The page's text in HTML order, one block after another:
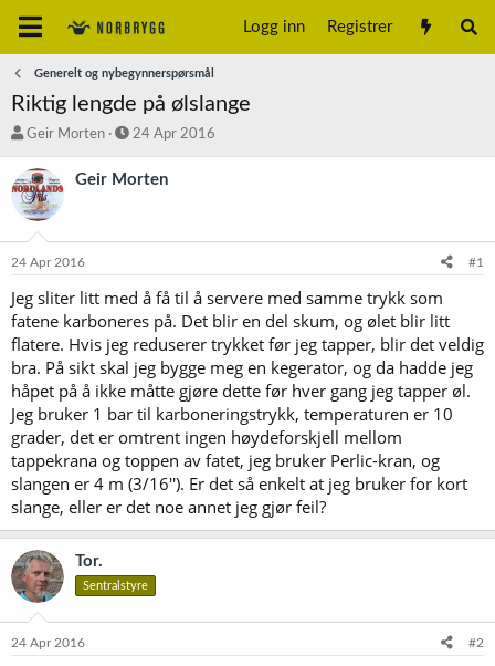
Logg inn Registrer
Generelt og nybegynnerspørsmål
Riktig lengde på ølslange
T
å
d
s
t
e
r
Geir Morten
S
a
o
24 Apr 2016
Geir Morten
24 Apr 2016 #1
Jeg sliter litt med å få til å servere med samme trykk som
fatene karboneres på. Det blir en del skum, og ølet blir litt
flatere. Hvis jeg reduserer trykket før jeg tapper, blir det veldig
bra. På sikt skal jeg bygge meg en kegerator, og da hadde jeg
håpet på å ikke måtte gjøre dette før hver gang jeg tapper øl.
Jeg bruker 1 bar til karboneringstrykk, temperaturen er 10
grader, det er omtrent ingen høydeforskjell mellom
tappekrana og toppen av fatet, jeg bruker Perlic-kran, og
slangen er 4 m (3/16''). Er det så enkelt at jeg bruker for kort
slange, eller er det noe annet jeg gjør feil?
Tor.
Sentralstyre
24 Apr 2016 #2